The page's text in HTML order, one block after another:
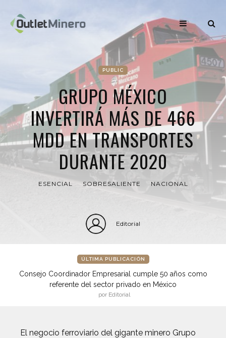
PUBLIC
GRUPO MÉXICO
INVERTIRÁ MÁS DE 466
MDD EN TRANSPORTES
DURANTE 2020
ESENCIAL SOBRESALIENTE NACIONAL
Editorial
ÚLTIMA PUBLICACIÓN
Consejo Coordinador Empresarial cumple 50 años como
referente del sector privado en México
por Editorial
El negocio ferroviario del gigante minero Grupo